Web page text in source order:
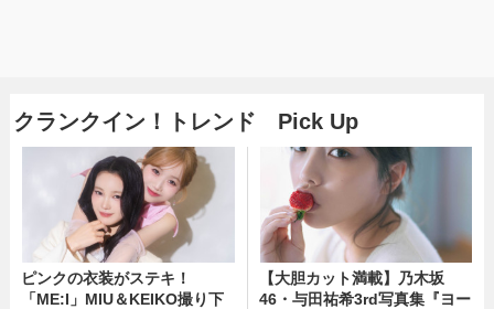
クランクイン！トレンド Pick Up
ピンクの衣装がステキ！
「ME:I」MIU＆KEIKO撮り下
【大胆カット満載】乃木坂
46・与田祐希3rd写真集『ヨー